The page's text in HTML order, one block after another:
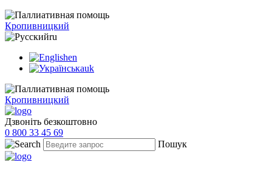
Кропивницкий
ru
en
uk
Кропивницкий
Дзвоніть безкоштовно
0 800 33 45 69
Пошук